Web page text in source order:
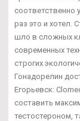
соответственно
раз это и хотел.
шло в сложных
современных
строгих
Гонадорелин
Егорьевск:
составить
тестостероном,